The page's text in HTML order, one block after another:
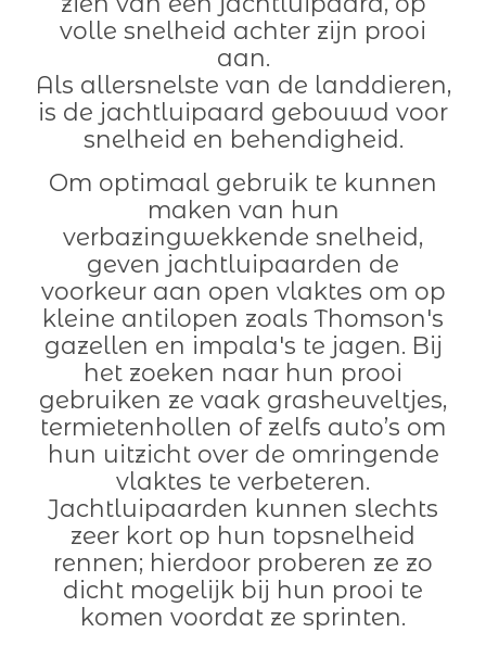
volle snelheid achter zijn prooi
aan.
Als allersnelste van de landdieren,
is de jachtluipaard gebouwd voor
snelheid en behendigheid.
Om optimaal gebruik te kunnen
maken van hun
verbazingwekkende snelheid,
geven jachtluipaarden de
voorkeur aan open vlaktes om op
kleine antilopen zoals Thomson's
gazellen en impala's te jagen. Bij
het zoeken naar hun prooi
gebruiken ze vaak grasheuveltjes,
termietenhollen of zelfs auto’s om
hun uitzicht over de omringende
vlaktes te verbeteren.
Jachtluipaarden kunnen slechts
zeer kort op hun topsnelheid
rennen; hierdoor proberen ze zo
dicht mogelijk bij hun prooi te
komen voordat ze sprinten.